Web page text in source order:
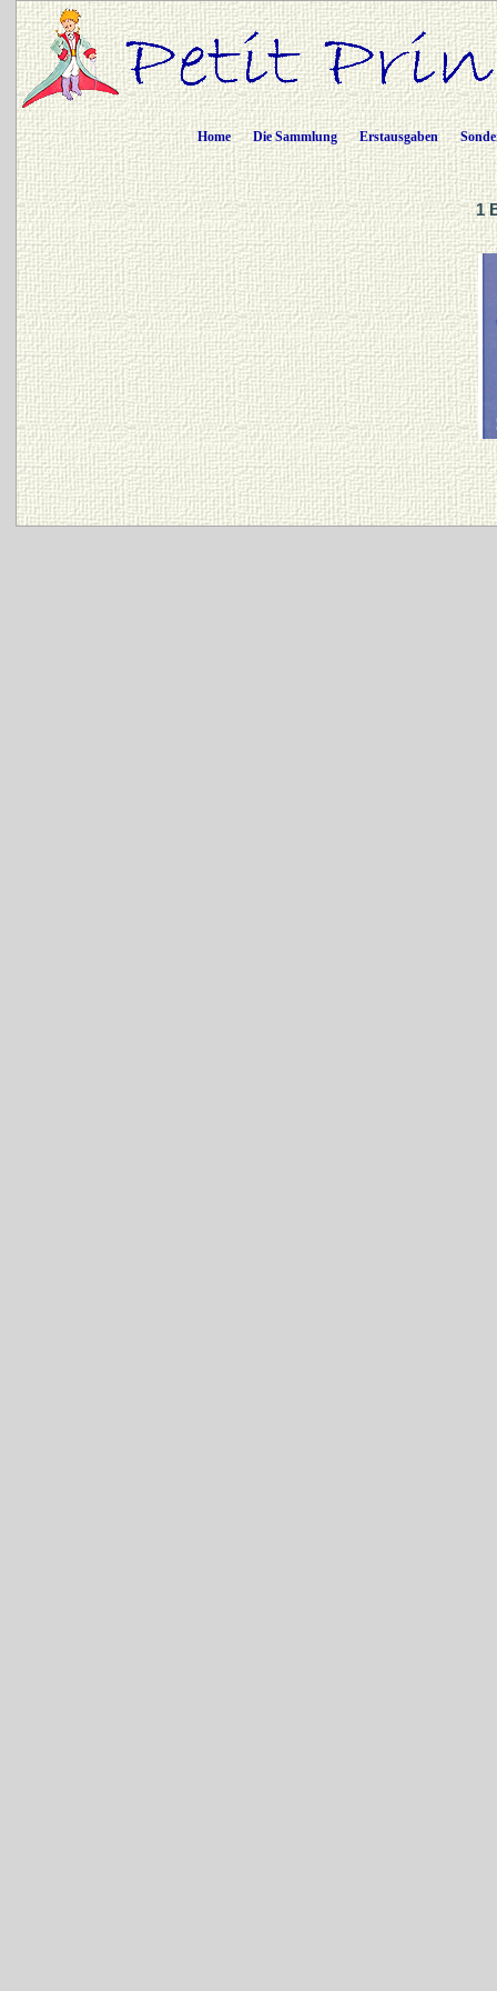
Home Die Sammlung Erstausgaben
1